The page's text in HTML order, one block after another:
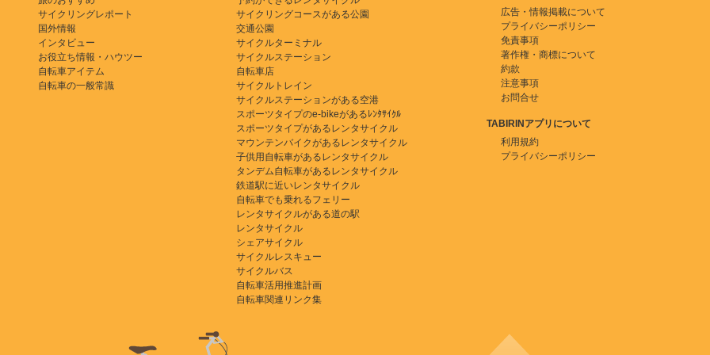
サイクリングレポート
国外情報
インタビュー
お役立ち情報・ハウツー
自転車アイテム
自転車の一般常識
サイクリングコースがある公園
交通公園
サイクルターミナル
サイクルステーション
自転車店
サイクルトレイン
サイクルステーションがある空港
スポーツタイプのe-bikeがあるﾚﾝﾀｻｲｸﾙ
スポーツタイプがあるレンタサイクル
マウンテンバイクがあるレンタサイクル
子供用自転車があるレンタサイクル
タンデム自転車があるレンタサイクル
鉄道駅に近いレンタサイクル
自転車でも乗れるフェリー
レンタサイクルがある道の駅
レンタサイクル
シェアサイクル
サイクルレスキュー
サイクルバス
自転車活用推進計画
自転車関連リンク集
広告・情報掲載について
プライバシーポリシー
免責事項
著作権・商標について
約款
注意事項
お問合せ
TABIRINアプリについて
利用規約
プライバシーポリシー